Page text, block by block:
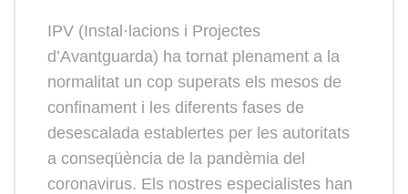
IPV (Instal·lacions i Projectes
d’Avantguarda) ha tornat plenament a la
normalitat un cop superats els mesos de
confinament i les diferents fases de
desescalada establertes per les autoritats
a conseqüència de la pandèmia del
coronavirus. Els nostres especialistes han